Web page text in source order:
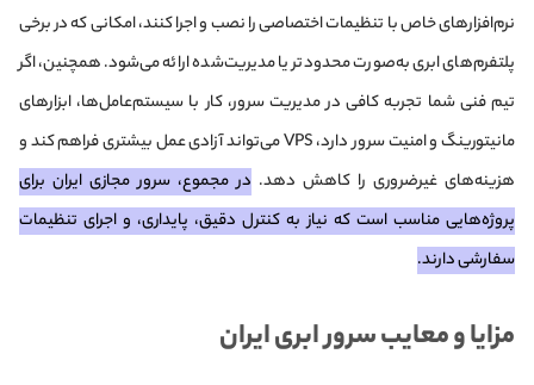
نرم‌افزارهای خاص با تنظیمات اختصاصی را نصب و اجرا کنند، امکانی که در برخی
پلتفرم‌های ابری به‌صورت محدودتر یا مدیریت‌شده ارائه می‌شود. همچنین، اگر
تیم فنی شما تجربه کافی در مدیریت سرور، کار با سیستم‌عامل‌ها، ابزارهای
مانیتورینگ و امنیت سرور دارد، VPS می‌تواند آزادی عمل بیشتری فراهم کند و
هزینه‌های غیرضروری را کاهش دهد. در مجموع، سرور مجازی ایران برای
پروژه‌هایی مناسب است که نیاز به کنترل دقیق، پایداری، و اجرای تنظیمات
سفارشی دارند.
مزایا و معایب سرور ابری ایران